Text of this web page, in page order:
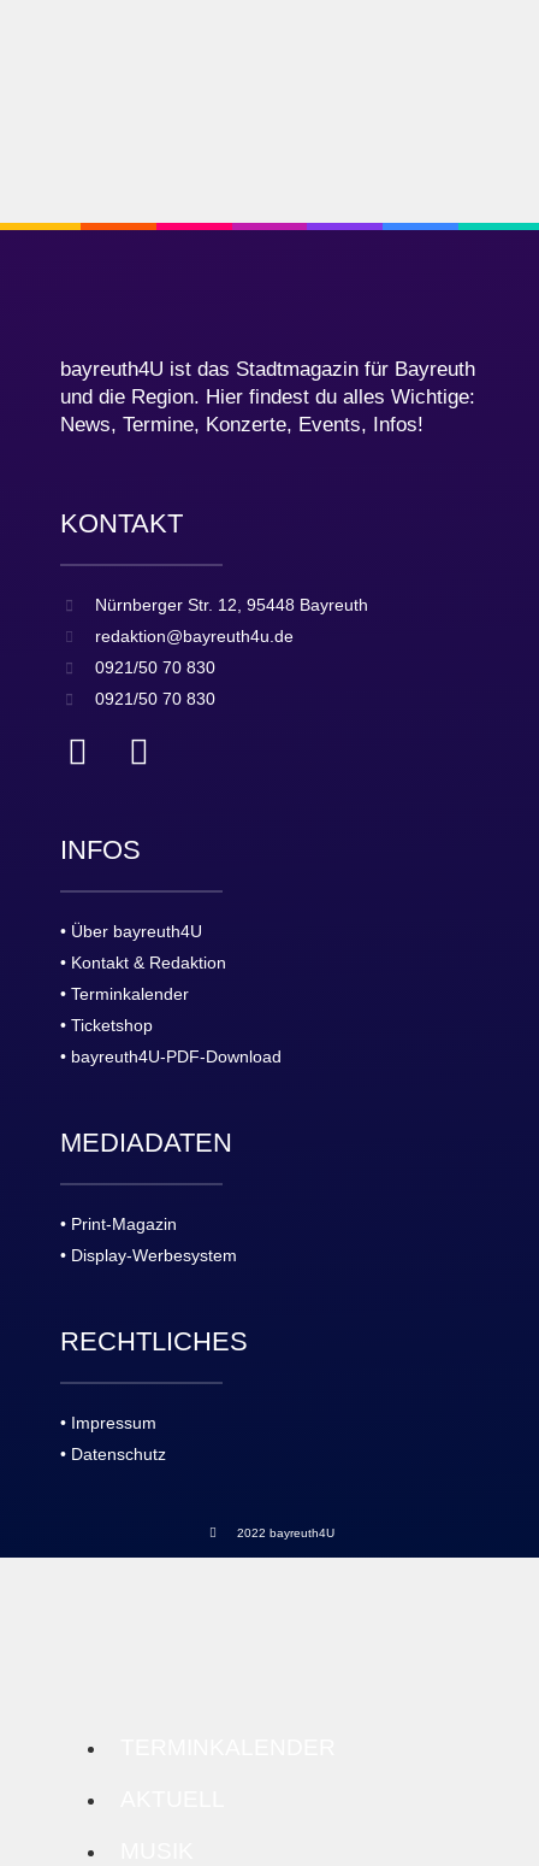
bayreuth4U ist das Stadtmagazin für Bayreuth
und die Region. Hier findest du alles Wichtige:
News, Termine, Konzerte, Events, Infos!
KONTAKT
Nürnberger Str. 12, 95448 Bayreuth
redaktion@bayreuth4u.de
0921/50 70 830
0921/50 70 830
INFOS
• Über bayreuth4U
• Kontakt & Redaktion
• Terminkalender
• Ticketshop
• bayreuth4U-PDF-Download
MEDIADATEN
• Print-Magazin
• Display-Werbesystem
RECHTLICHES
• Impressum
• Datenschutz
2022 bayreuth4U